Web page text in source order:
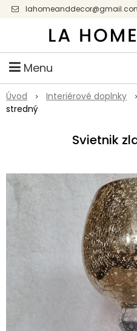
Menu
Úvod Interiérové doplnky
stredný
Svietnik